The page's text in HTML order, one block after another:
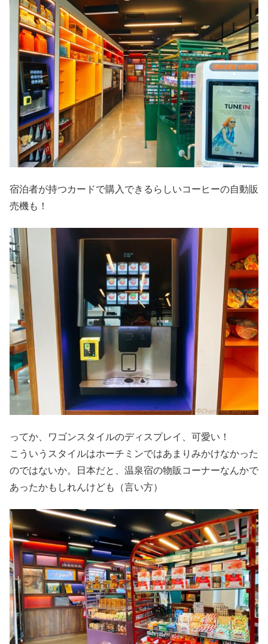
宿泊者が持つカードで購入できるらしいコーヒーの自動販
売機も！
ってか、ワゴンスタイルのディスプレイ、可愛い！
こういうスタイルはホーチミンではあまりみかけなかった
のではないか。日本だと、温泉宿の物販コーナーなんかで
あったかもしれんけども（言い方）